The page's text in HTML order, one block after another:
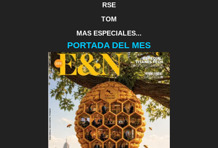
RSE
TOM
MAS ESPECIALES...
PORTADA DEL MES